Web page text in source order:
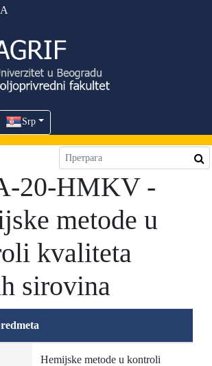
Srp
20-HMKV -
metode u
kvaliteta
sirovina
Hemijske metode u kontroli